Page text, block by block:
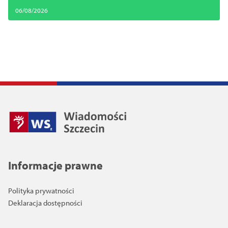
06/08/2026
Informacje prawne
Polityka prywatności
Deklaracja dostępności